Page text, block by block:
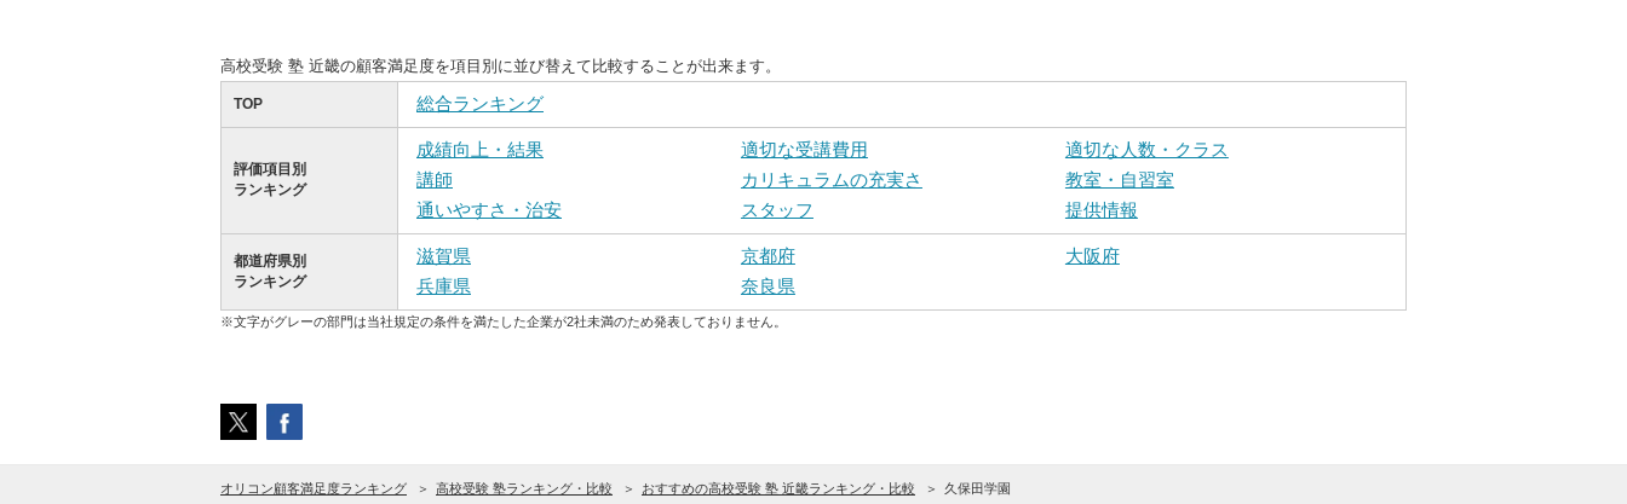
高校受験 塾 近畿の顧客満足度を項目別に並び替えて比較することが出来ます。
TOP 総合ランキング
評価項目別
ランキング
成績向上・結果 適切な受講費用
適切な人数・クラス
講師
カリキュラムの充実さ
教室・自習室
通いやすさ・治安
スタッフ 提供情報
都道府県別
ランキング
滋賀県 京都府
大阪府
兵庫県
奈良県
※文字がグレーの部門は当社規定の条件を満たした企業が2社未満のため発表しておりません。
オリコン顧客満足度ランキング 高校受験 塾ランキング・比較 おすすめの高校受験 塾 近畿ランキング・比較 久保田学園